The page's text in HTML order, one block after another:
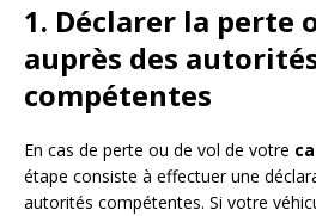
1. Déclarer la perte
auprès des
compétentes
En cas de perte ou de vol de votre
étape consiste à effectuer une
autorités compétentes. Si votre